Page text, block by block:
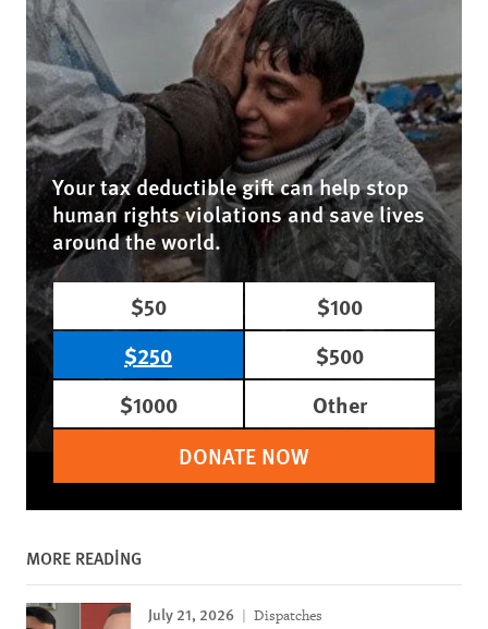
Your tax deductible gift can help stop
human rights violations and save lives
around the world.
$50
$100
$250
$500
$1000
Other
DONATE NOW
MORE READING
July 21, 2026 Dispatches